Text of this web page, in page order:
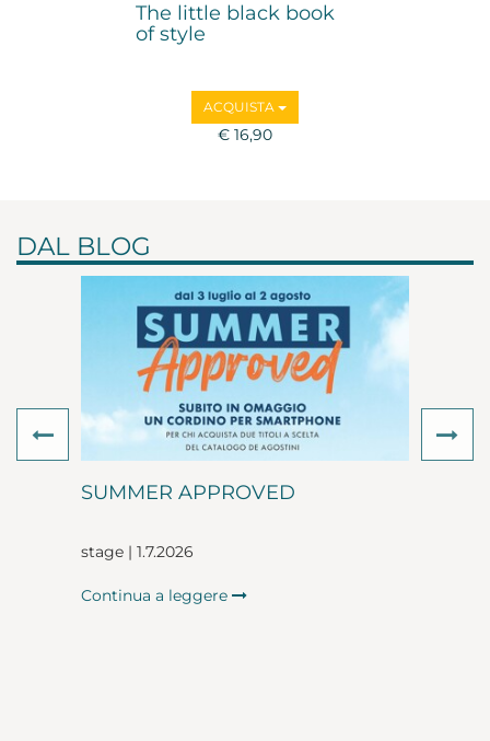
The little black book
of style
ACQUISTA
€ 16,90
DAL BLOG
SUMMER APPROVED
stage | 1.7.2026
Continua a leggere
Previous